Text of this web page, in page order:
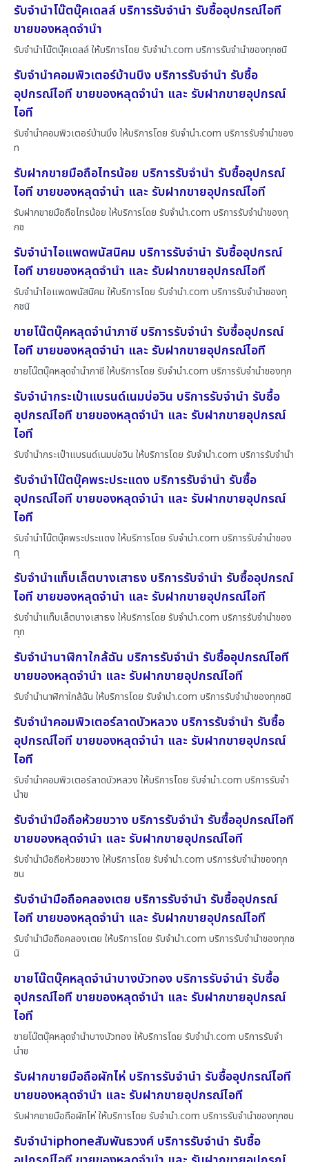
รับจำนำโน๊ตบุ๊คเดลล์ บริการรับจำนำ รับซื้ออุปกรณ์ไอที
ขายของหลุดจำนำ
รับจำนำโน๊ตบุ๊คเดลล์ ให้บริการโดย รับจํานํา.com บริการรับจำนำของทุกชนิ
รับจำนำคอมพิวเตอร์บ้านบึง บริการรับจำนำ รับซื้อ
อุปกรณ์ไอที ขายของหลุดจำนำ และ รับฝากขายอุปกรณ์
ไอที
รับจำนำคอมพิวเตอร์บ้านบึง ให้บริการโดย รับจํานํา.com บริการรับจำนำของ
ท
รับฝากขายมือถือไทรน้อย บริการรับจำนำ รับซื้ออุปกรณ์
ไอที ขายของหลุดจำนำ และ รับฝากขายอุปกรณ์ไอที
รับฝากขายมือถือไทรน้อย ให้บริการโดย รับจํานํา.com บริการรับจำนำของทุ
กช
รับจำนำไอแพดพนัสนิคม บริการรับจำนำ รับซื้ออุปกรณ์
ไอที ขายของหลุดจำนำ และ รับฝากขายอุปกรณ์ไอที
รับจำนำไอแพดพนัสนิคม ให้บริการโดย รับจํานํา.com บริการรับจำนำของทุ
กชนิ
ขายโน๊ตบุ๊คหลุดจำนำภาชี บริการรับจำนำ รับซื้ออุปกรณ์
ไอที ขายของหลุดจำนำ และ รับฝากขายอุปกรณ์ไอที
ขายโน๊ตบุ๊คหลุดจำนำภาชี ให้บริการโดย รับจํานํา.com บริการรับจำนำของทุก
รับจำนำกระเป๋าแบรนด์เนมบ่อวิน บริการรับจำนำ รับซื้อ
อุปกรณ์ไอที ขายของหลุดจำนำ และ รับฝากขายอุปกรณ์
ไอที
รับจำนำกระเป๋าแบรนด์เนมบ่อวิน ให้บริการโดย รับจํานํา.com บริการรับจำนำ
รับจำนำโน๊ตบุ๊คพระประแดง บริการรับจำนำ รับซื้อ
อุปกรณ์ไอที ขายของหลุดจำนำ และ รับฝากขายอุปกรณ์
ไอที
รับจำนำโน๊ตบุ๊คพระประแดง ให้บริการโดย รับจํานํา.com บริการรับจำนำของ
ทุ
รับจำนำแท็บเล็ตบางเสาธง บริการรับจำนำ รับซื้ออุปกรณ์
ไอที ขายของหลุดจำนำ และ รับฝากขายอุปกรณ์ไอที
รับจำนำแท็บเล็ตบางเสาธง ให้บริการโดย รับจํานํา.com บริการรับจำนำของ
ทุก
รับจำนำนาฬิกาใกล้ฉัน บริการรับจำนำ รับซื้ออุปกรณ์ไอที
ขายของหลุดจำนำ และ รับฝากขายอุปกรณ์ไอที
รับจำนำนาฬิกาใกล้ฉัน ให้บริการโดย รับจํานํา.com บริการรับจำนำของทุกชนิ
รับจำนำคอมพิวเตอร์ลาดบัวหลวง บริการรับจำนำ รับซื้อ
อุปกรณ์ไอที ขายของหลุดจำนำ และ รับฝากขายอุปกรณ์
ไอที
รับจำนำคอมพิวเตอร์ลาดบัวหลวง ให้บริการโดย รับจํานํา.com บริการรับจำ
นำข
รับจำนำมือถือห้วยขวาง บริการรับจำนำ รับซื้ออุปกรณ์ไอที
ขายของหลุดจำนำ และ รับฝากขายอุปกรณ์ไอที
รับจำนำมือถือห้วยขวาง ให้บริการโดย รับจํานํา.com บริการรับจำนำของทุก
ชน
รับจำนำมือถือคลองเตย บริการรับจำนำ รับซื้ออุปกรณ์
ไอที ขายของหลุดจำนำ และ รับฝากขายอุปกรณ์ไอที
รับจำนำมือถือคลองเตย ให้บริการโดย รับจํานํา.com บริการรับจำนำของทุกช
นิ
ขายโน๊ตบุ๊คหลุดจำนำบางบัวทอง บริการรับจำนำ รับซื้อ
อุปกรณ์ไอที ขายของหลุดจำนำ และ รับฝากขายอุปกรณ์
ไอที
ขายโน๊ตบุ๊คหลุดจำนำบางบัวทอง ให้บริการโดย รับจํานํา.com บริการรับจำ
นำข
รับฝากขายมือถือผักไห่ บริการรับจำนำ รับซื้ออุปกรณ์ไอที
ขายของหลุดจำนำ และ รับฝากขายอุปกรณ์ไอที
รับฝากขายมือถือผักไห่ ให้บริการโดย รับจํานํา.com บริการรับจำนำของทุกชน
รับจำนำiphoneสัมพันธวงศ์ บริการรับจำนำ รับซื้อ